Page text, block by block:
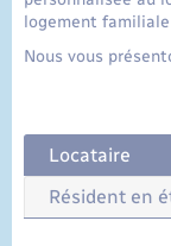
logement familiale
Nous vous
Locataire
Résident en